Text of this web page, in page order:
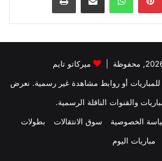
ميركاتو تايم
للمباريات أو روابط مشاهدة غير رسمية. نعرض
والقنوات الناقلة الرسمية.
الخصوصية سوق الانتقالات
بطولات
مباريات اليوم